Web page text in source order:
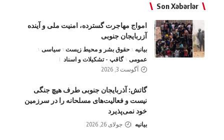
Son Xəbərlər
امواج‌ مهاجرت گسترده، امنیت ملی و آینده
آزربایجان جنوبی
بیانیه حقوق بشر و محیط زیست
سیاسی
عمومی
گاقپ - تشکیلات و اسناد
آگوست 3, 2026
گاتش: آذربایجان جنوبی طرف هیچ جنگی
نیست و فعالیت‌های مسلحانه را در سرزمین
خود نمی‌پذیرد
بیانیه جولای 26, 2026